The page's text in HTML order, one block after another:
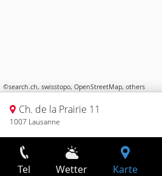
©search.ch, swisstopo, OpenStreetMap, others
Ch. de la Prairie 11
1007 Lausanne
Tel Wetter Karte